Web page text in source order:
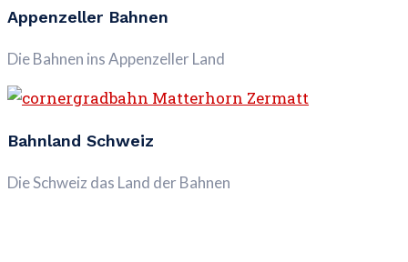
Appenzeller Bahnen
Die Bahnen ins Appenzeller Land
Bahnland Schweiz
Die Schweiz das Land der Bahnen